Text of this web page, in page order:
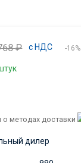
₽ с НДС -16%
методах доставки